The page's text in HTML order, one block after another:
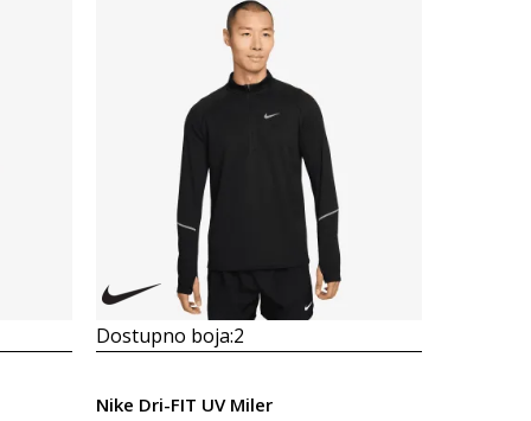
Dostupno boja:2
Nike Dri-FIT UV Miler